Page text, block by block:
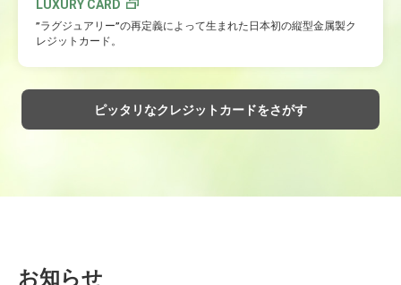
LUXURY CARD
”ラグジュアリー”の再定義によって生まれた日本初の縦型金属製ク
レジットカード。
ピッタリなクレジットカードをさがす
お知らせ